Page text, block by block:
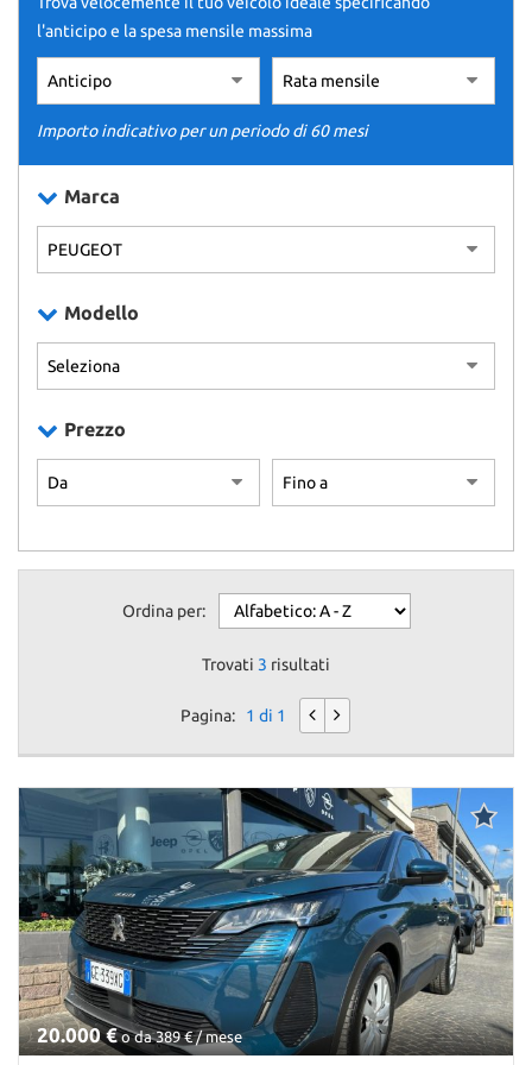
CONTATTI
NEWS
l'anticipo e la spesa mensile massima
Importo indicativo per un periodo di 60 mesi
Marca
Modello
Prezzo
Ordina per:
Trovati 3 risultati
Pagina: 1 di 1
20.000 €o da 389 € / mese
tracciamento
che
adottiamo
per
offrire
le
svolgere
le
attività
di
descritte.
Per
ottenere
maggiori
sull'utilità
e
sul
funzionamento
questi
rivedere
modificare
le
tue
scelte
in
qualsiasi
momento.